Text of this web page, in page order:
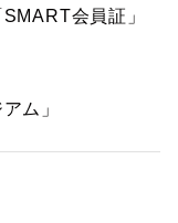
会員証」
ム」